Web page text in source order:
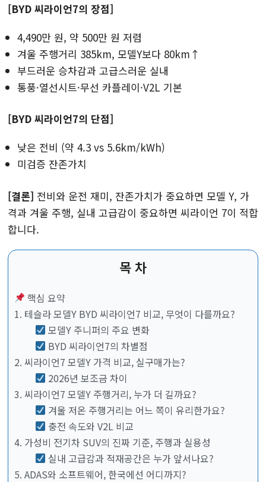
[BYD 씨라이언7의 장점]
4,490만 원, 약 500만 원 저렴
겨울 주행거리 385km, 모델Y보다 80km↑
부드러운 승차감과 고급스러운 실내
통풍·열선시트·무선 카플레이·V2L 기본
[BYD 씨라이언7의 단점]
낮은 전비 (약 4.3 vs 5.6km/kWh)
미검증 잔존가치
[결론] 전비와 운전 재미, 잔존가치가 중요하면 모델 Y, 가
격과 겨울 주행, 실내 고급감이 중요하면 씨라이언 7이 적합
합니다.
목 차
핵심 요약
1. 테슬라 모델Y BYD 씨라이언7 비교, 무엇이 다를까요?
모델Y 주니퍼의 주요 변화
BYD 씨라이언7의 차별점
2. 씨라이언7 모델Y 가격 비교, 실구매가는?
2026년 보조금 차이
3. 씨라이언7 모델Y 주행거리, 누가 더 길까요?
겨울 저온 주행거리는 어느 쪽이 유리한가요?
충전 속도와 V2L 비교
4. 가성비 전기차 SUV의 진짜 기준, 주행과 실용성
실내 고급감과 적재공간은 누가 앞서나요?
5. ADAS와 소프트웨어, 한국에선 어디까지?